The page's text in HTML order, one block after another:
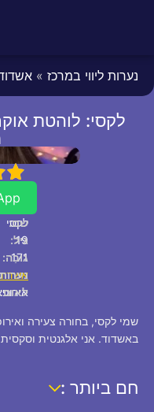
נערות ליווי במרכז »
לקסי: לוהטת
fixed[/fixed]
5
שם:
לקסי
גיל:
19
גוֹבַה:
171
נערות
לאום:
שמי לקסי, בחורה צעירה
באשדוד. אני אלגנטית
חם ביותר :